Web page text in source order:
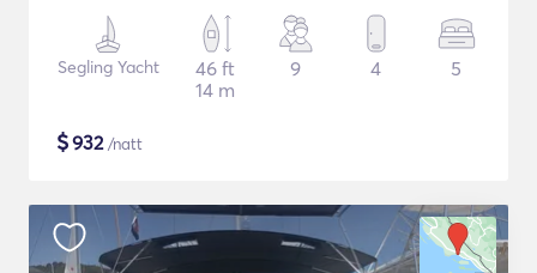
Segling Yacht
46 ft
14 m
9 4 5
$932/natt